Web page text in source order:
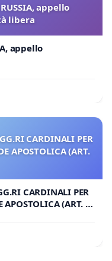
RUSSIA, appello
libera
appello
CARDINALI PER
APOSTOLICA (ART.
CARDINALI PER
APOSTOLICA (ART. 3